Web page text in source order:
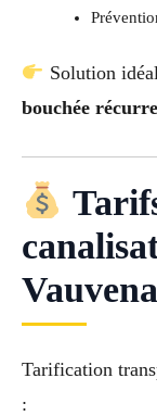
Solution
bouchée
Tarification
: